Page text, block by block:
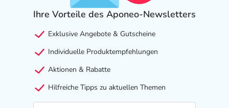
Ihre Vorteile des Aponeo-Newsletters
Exklusive Angebote & Gutscheine
Individuelle Produktempfehlungen
Aktionen & Rabatte
Hilfreiche Tipps zu aktuellen Themen